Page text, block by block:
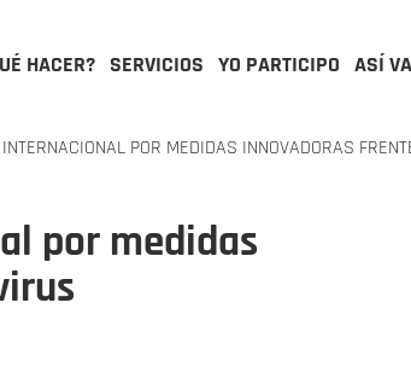
HACER? SERVICIOS YO PARTICIPO ASÍ
POR MEDIDAS INNOVADORAS
por medidas